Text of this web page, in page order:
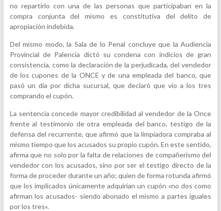
no repartirlo con una de las personas que participaban en la
compra conjunta del mismo es constitutiva del delito de
apropiación indebida.
Del mismo modo, la Sala de lo Penal concluye que la Audiencia
Provincial de Palencia dictó su condena con indicios de gran
consistencia, como la declaración de la perjudicada, del vendedor
de los cupones de la ONCE y de una empleada del banco, que
pasó un día por dicha sucursal, que declaró que vio a los tres
comprando el cupón.
La sentencia concede mayor credibilidad al vendedor de la Once
frente al testimonio de otra empleada del banco, testigo de la
defensa del recurrente, que afirmó que la limpiadora compraba al
mismo tiempo que los acusados su propio cupón. En este sentido,
afirma que no solo por la falta de relaciones de compañerismo del
vendedor con los acusados, sino por ser el testigo directo de la
forma de proceder durante un año; quien de forma rotunda afirmó
que los implicados únicamente adquirían un cupón «no dos como
afirman los acusados- siendo abonado el mismo a partes iguales
por los tres».